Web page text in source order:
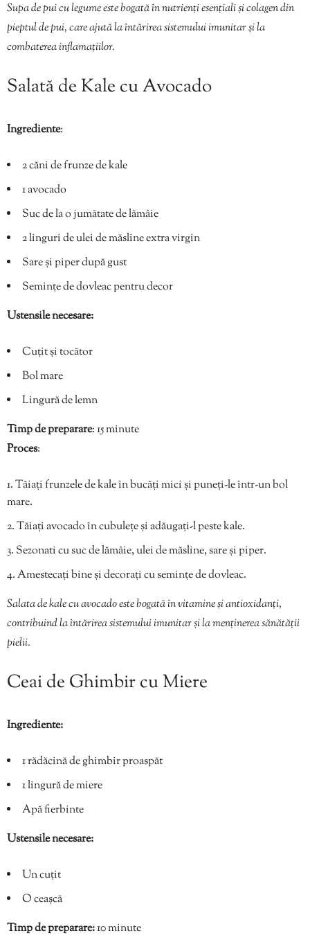
Supa de pui cu legume este bogată în nutrienți esențiali și colagen din
pieptul de pui, care ajută la întărirea sistemului imunitar și la
combaterea inflamațiilor.
Salată de Kale cu Avocado
Ingrediente:
2 căni de frunze de kale
1 avocado
Suc de la o jumătate de lămâie
2 linguri de ulei de măsline extra virgin
Sare și piper după gust
Semințe de dovleac pentru decor
Ustensile necesare:
Cuțit și tocător
Bol mare
Lingură de lemn
Timp de preparare: 15 minute
Proces:
Tăiați frunzele de kale în bucăți mici și puneți-le într-un bol
mare.
Tăiați avocado în cubulețe și adăugați-l peste kale.
Sezonati cu suc de lămâie, ulei de măsline, sare și piper.
Amestecați bine și decorați cu semințe de dovleac.
Salata de kale cu avocado este bogată în vitamine și antioxidanți,
contribuind la întărirea sistemului imunitar și la menținerea sănătății
pielii.
Ceai de Ghimbir cu Miere
Ingrediente:
1 rădăcină de ghimbir proaspăt
1 lingură de miere
Apă fierbinte
Ustensile necesare:
Un cuțit
O ceașcă
Timp de preparare:10 minute